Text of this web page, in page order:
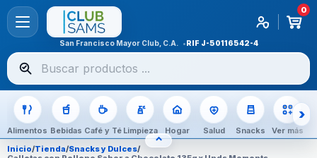
0
San Francisco Mayor Club, C.A. RIF J-50116542-4
Buscar
productos
Alimentos Bebidas Café y Té Limpieza Hogar Salud Snacks Ver más
⌃OCULTAR CATEGORÍAS
Inicio/Tienda/Snacks y Dulces/